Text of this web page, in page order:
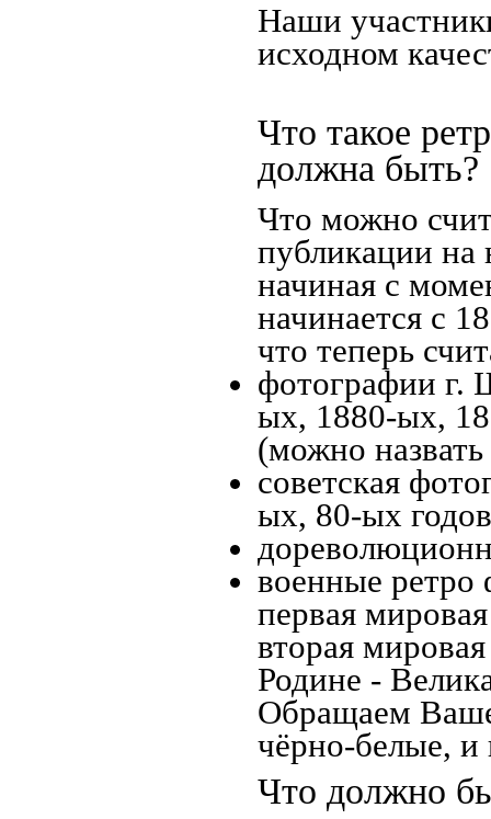
Наши
исходном
Что такое
должна быть?
Что можно
публикации
начиная c
начинается с
что теперь
фотографии г.
ых, 1880-ых,
(можно
советская
ых, 80-ых
военные ретро
первая
вторая
Родине -
Обращаем
чёрно-белые, и
Что должно